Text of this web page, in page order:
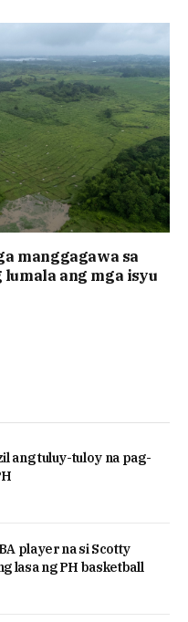
manggagawa sa
ang mga isyu
ang tuluy-tuloy na pag-
player na si Scotty
lasa ng PH basketball